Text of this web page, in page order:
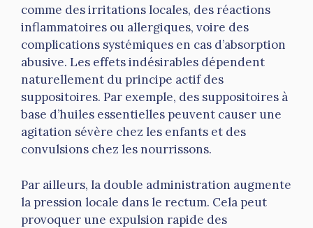
comme des irritations locales, des réactions
inflammatoires ou allergiques, voire des
complications systémiques en cas d’absorption
abusive. Les effets indésirables dépendent
naturellement du principe actif des
suppositoires. Par exemple, des suppositoires à
base d’huiles essentielles peuvent causer une
agitation sévère chez les enfants et des
convulsions chez les nourrissons.
Par ailleurs, la double administration augmente
la pression locale dans le rectum. Cela peut
provoquer une expulsion rapide des